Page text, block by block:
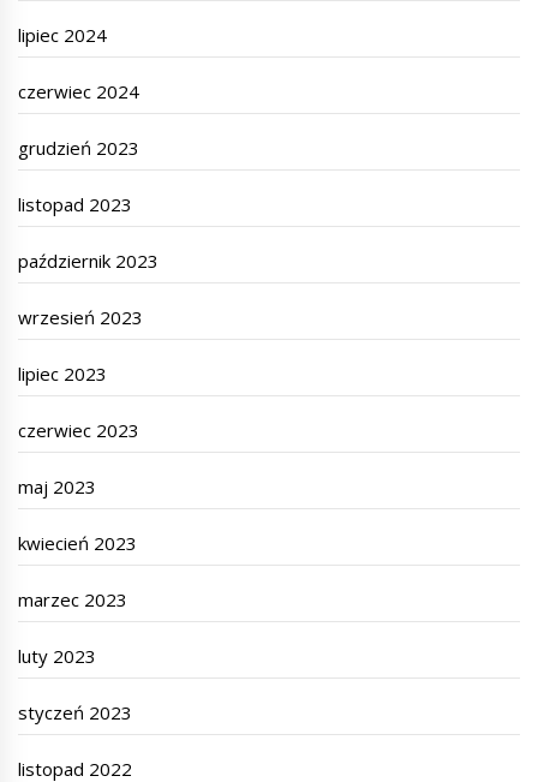
lipiec 2024
czerwiec 2024
grudzień 2023
listopad 2023
październik 2023
wrzesień 2023
lipiec 2023
czerwiec 2023
maj 2023
kwiecień 2023
marzec 2023
luty 2023
styczeń 2023
listopad 2022